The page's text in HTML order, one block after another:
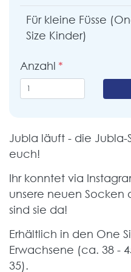
Für kleine Füsse
Size Kinder)
Anzahl
Jubla läuft - die
euch!
Ihr konntet via
unsere neuen Socken
sind sie da!
Erhältlich in den One
Erwachsene (ca. 38 -
35).